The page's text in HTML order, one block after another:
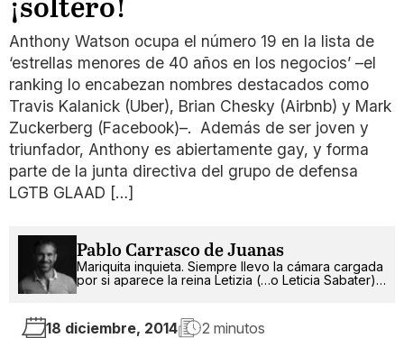
¡soltero!
Anthony Watson ocupa el número 19 en la lista de
‘estrellas menores de 40 años en los negocios’ –el
ranking lo encabezan nombres destacados como
Travis Kalanick (Uber), Brian Chesky (Airbnb) y Mark
Zuckerberg (Facebook)–. Además de ser joven y
triunfador, Anthony es abiertamente gay, y forma
parte de la junta directiva del grupo de defensa
LGTB GLAAD […]
Pablo Carrasco de Juanas
Mariquita inquieta. Siempre llevo la cámara cargada
por si aparece la reina Letizia (…o Leticia Sabater).
18 diciembre, 2014 2 minutos